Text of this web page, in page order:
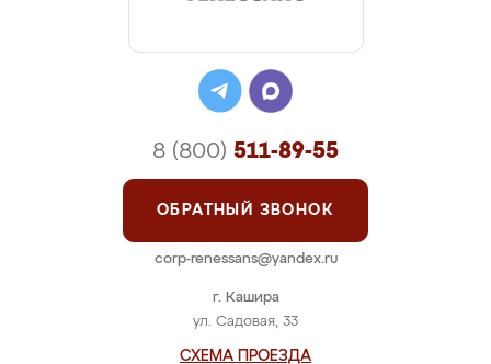
г. Кашира
ул. Садовая, 33
СХЕМА ПРОЕЗДА
8 (800) 511-89-55
ОБРАТНЫЙ ЗВОНОК
corp-renessans@yandex.ru